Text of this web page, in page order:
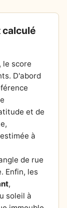
calculé
le score
D'abord
et de
à
de rue
Enfin, les
,
soleil à